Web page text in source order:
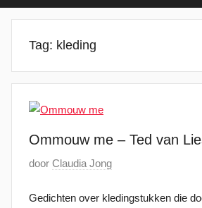
nu
kinderboeken
Tag: kleding
Ommouw me – Ted van
G
p
door Claudia Jong
Gedichten over kledingstukken die